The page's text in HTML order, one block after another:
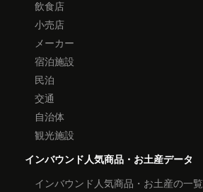
飲食店
小売店
メーカー
宿泊施設
民泊
交通
自治体
観光施設
インバウンド人気商品・お土産データ
インバウンド人気商品・お土産の一覧